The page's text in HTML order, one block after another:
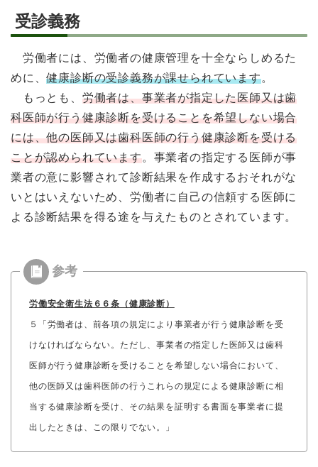
受診義務
労働者には、労働者の健康管理を十全ならしめるた
めに、健康診断の受診義務が課せられています。
もっとも、 労働者は、事業者が指定した医師又は歯
科医師が行う健康診断を受けることを希望しない場合
には、他の医師又は歯科医師の行う健康診断を受ける
ことが認められています。事業者の指定する医師が事
業者の意に影響されて診断結果を作成するおそれがな
いとはいえないため、労働者に自己の信頼する医師に
よる診断結果を得る途を与えたものとされています。
労働安全衛生法６６条（健康診断）
５「労働者は、前各項の規定により事業者が行う健康診断を受
けなければならない。ただし、事業者の指定した医師又は歯科
医師が行う健康診断を受けることを希望しない場合において、
他の医師又は歯科医師の行うこれらの規定による健康診断に相
当する健康診断を受け、その結果を証明する書面を事業者に提
出したときは、この限りでない。」